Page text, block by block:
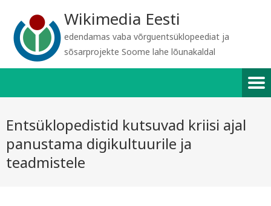
Wikimedia Eesti
edendamas vaba võrguentsüklopeediat ja
sõsarprojekte Soome lahe lõunakaldal
Entsüklopedistid kutsuvad kriisi ajal
panustama digikultuurile ja
teadmistele